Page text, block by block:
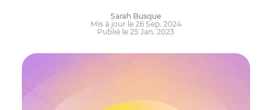
Sarah Busque
Mis à jour le 26 Sep. 2024
Publié le 25 Jan. 2023